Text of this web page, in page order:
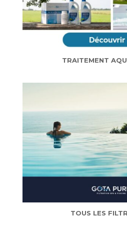
TRAITEMENT
TOUS LES